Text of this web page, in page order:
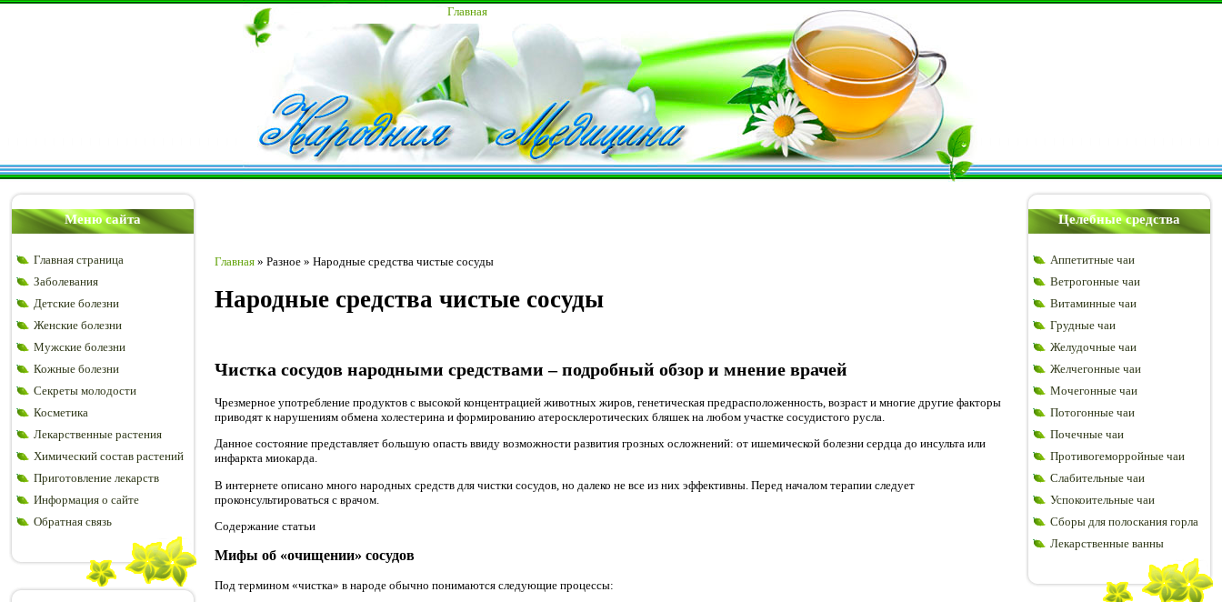
Главная
Меню сайта
Главная страница
Заболевания
Детские болезни
Женские болезни
Мужские болезни
Кожные болезни
Секреты молодости
Косметика
Лекарственные растения
Химический состав растений
Приготовление лекарств
Информация о сайте
Обратная связь
Главная » Разное » Народные средства чистые сосуды
Народные средства чистые сосуды
Чистка сосудов народными средствами – подробный обзор и мнение врачей
Чрезмерное употребление продуктов с высокой концентрацией животных жиров, генетическая предрасположенность, возраст и многие другие факторы
приводят к нарушениям обмена холестерина и формированию атеросклеротических бляшек на любом участке сосудистого русла.
Данное состояние представляет большую опасть ввиду возможности развития грозных осложнений: от ишемической болезни сердца до инсульта или
инфаркта миокарда.
В интернете описано много народных средств для чистки сосудов, но далеко не все из них эффективны. Перед началом терапии следует
проконсультироваться с врачом.
Содержание статьи
Мифы об «очищении» сосудов
Под термином «чистка» в народе обычно понимаются следующие процессы:
Целебные средства
Аппетитные чаи
Ветрогонные чаи
Витаминные чаи
Грудные чаи
Желудочные чаи
Желчегонные чаи
Мочегонные чаи
Потогонные чаи
Почечные чаи
Противогеморройные чаи
Слабительные чаи
Успокоительные чаи
Сборы для полоскания горла
Лекарственные ванны